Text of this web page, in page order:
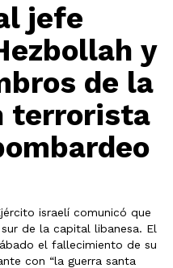
jefe
y
de la
terrorista
israelí comunicó que
de la capital libanesa. El
el fallecimiento de su
con “la guerra santa